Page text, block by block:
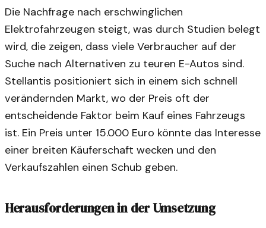
Die Nachfrage nach erschwinglichen
Elektrofahrzeugen steigt, was durch Studien belegt
wird, die zeigen, dass viele Verbraucher auf der
Suche nach Alternativen zu teuren E-Autos sind.
Stellantis positioniert sich in einem sich schnell
verändernden Markt, wo der Preis oft der
entscheidende Faktor beim Kauf eines Fahrzeugs
ist. Ein Preis unter 15.000 Euro könnte das Interesse
einer breiten Käuferschaft wecken und den
Verkaufszahlen einen Schub geben.
Herausforderungen in der Umsetzung